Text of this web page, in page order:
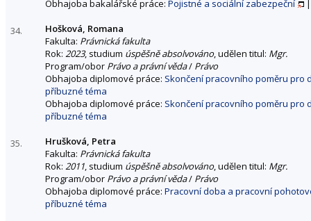
Obhajoba bakalářské práce: Pojistné a sociální zabezpeční
34.
Hošková, Romana
Fakulta: Právnická fakulta
Rok: 2023, studium úspěšně absolvováno, udělen titul: Mgr.
Program/obor Právo a právní věda/ Právo
Obhajoba diplomové práce: Skončení pracovního poměru
příbuzné téma
Obhajoba diplomové práce: Skončení pracovního poměru
příbuzné téma
35.
Hrušková, Petra
Fakulta: Právnická fakulta
Rok: 2011, studium úspěšně absolvováno, udělen titul: Mgr.
Program/obor Právo a právní věda/ Právo
Obhajoba diplomové práce: Pracovní doba a pracovní
příbuzné téma